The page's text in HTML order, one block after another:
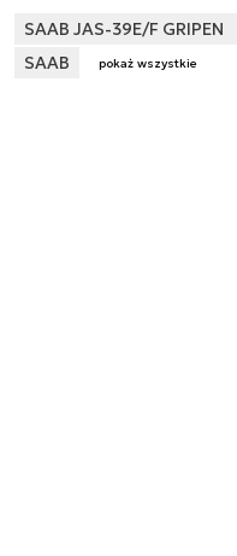
SAAB JAS-39E/F GRIPEN
SAAB
pokaż wszystkie